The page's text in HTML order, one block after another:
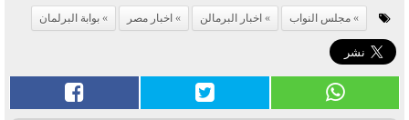
مجلس النواب اخبار البرمالن اخبار مصر بوابة البرلمان